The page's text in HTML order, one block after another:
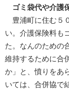
ゴミ袋代や介護
豊浦町に住む５
い。介護保険料も
た。なんのための
維持するために合
か」と、憤りをあ
いては、合併協で